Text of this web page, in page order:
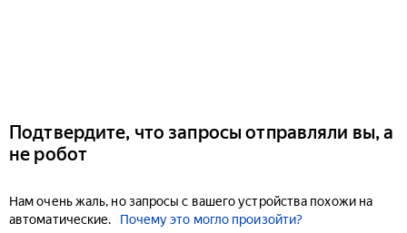
Подтвердите, что запросы отправляли вы, а
не робот
Нам очень жаль, но запросы с вашего устройства похожи на
автоматические.
Почему это могло произойти?